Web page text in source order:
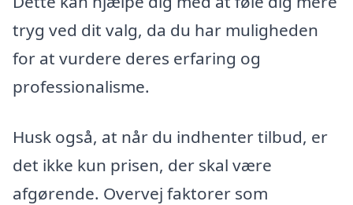
tryg ved dit valg, da du har muligheden
for at vurdere deres erfaring og
professionalisme.
Husk også, at når du indhenter tilbud, er
det ikke kun prisen, der skal være
afgørende. Overvej faktorer som